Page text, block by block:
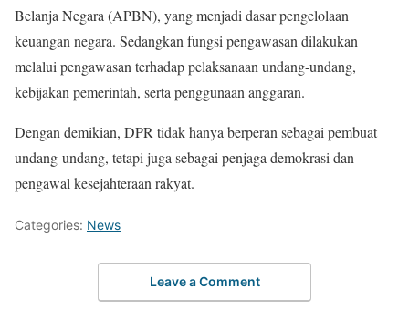
Belanja Negara (APBN), yang menjadi dasar pengelolaan
keuangan negara. Sedangkan fungsi pengawasan dilakukan
melalui pengawasan terhadap pelaksanaan undang-undang,
kebijakan pemerintah, serta penggunaan anggaran.
Dengan demikian, DPR tidak hanya berperan sebagai pembuat
undang-undang, tetapi juga sebagai penjaga demokrasi dan
pengawal kesejahteraan rakyat.
Categories: News
Leave a Comment